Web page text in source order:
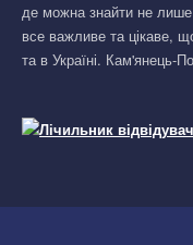
де можна знайти не лише
все важливе та цікаве,
та в Україні. Кам'янець-